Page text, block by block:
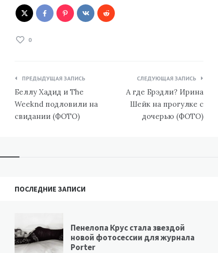
0
Навигация
по
записям
ПРЕДЫДУЩАЯ ЗАПИСЬ
Беллу Хадид и The
Weeknd подловили на
свидании (ФОТО)
СЛЕДУЮЩАЯ ЗАПИСЬ
А где Брэдли? Ирина
Шейк на прогулке с
дочерью (ФОТО)
ПОСЛЕДНИЕ ЗАПИСИ
Пенелопа Крус стала звездой
новой фотосессии для журнала
Porter